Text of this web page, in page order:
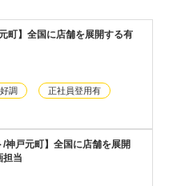
町】全国に店舗を展開する有
調 正社員登用有
/神戸元町】全国に店舗を展開
担当